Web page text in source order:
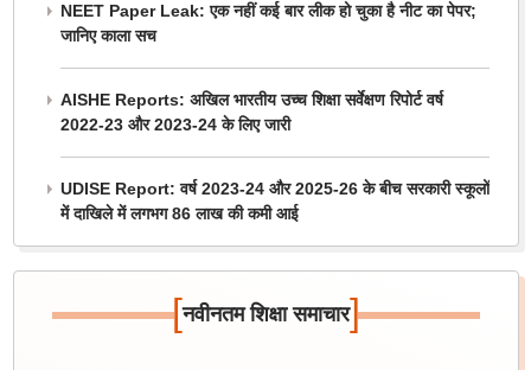
NEET Paper Leak: एक नहीं कई बार लीक हो चुका है नीट का पेपर;
जानिए काला सच
AISHE Reports: अखिल भारतीय उच्च शिक्षा सर्वेक्षण रिपोर्ट वर्ष
2022-23 और 2023-24 के लिए जारी
UDISE Report: वर्ष 2023-24 और 2025-26 के बीच सरकारी स्कूलों
में दाखिले में लगभग 86 लाख की कमी आई
[नवीनतम शिक्षा समाचार]